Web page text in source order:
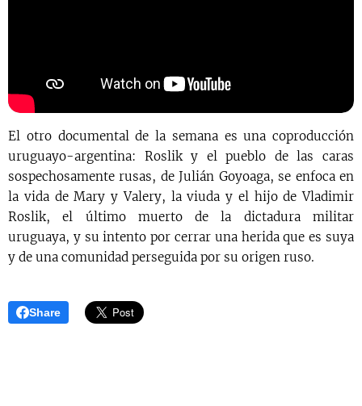
El otro documental de la semana es una coproducción
uruguayo-argentina: Roslik y el pueblo de las caras
sospechosamente rusas, de Julián Goyoaga, se enfoca en
la vida de Mary y Valery, la viuda y el hijo de Vladimir
Roslik, el último muerto de la dictadura militar
uruguaya, y su intento por cerrar una herida que es suya
y de una comunidad perseguida por su origen ruso.
Share